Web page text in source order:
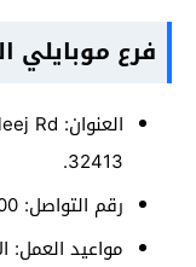
فرع موبايلي
32413.
رقم التواصل: 0560101100.
مواعيد العمل: